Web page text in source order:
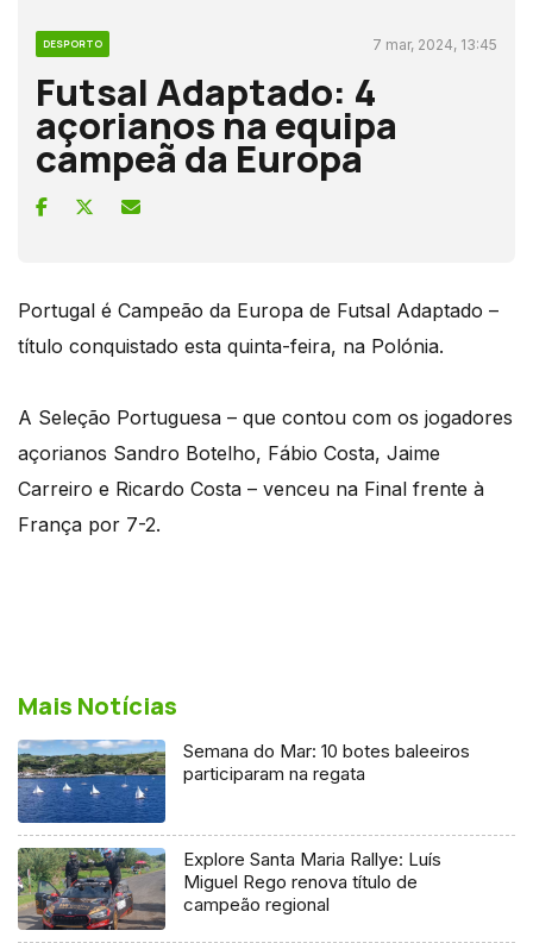
DESPORTO 7 mar, 2024, 13:45
Futsal Adaptado: 4
açorianos na equipa
campeã da Europa
Portugal é Campeão da Europa de Futsal Adaptado –
título conquistado esta quinta-feira, na Polónia.
A Seleção Portuguesa – que contou com os jogadores
açorianos Sandro Botelho, Fábio Costa, Jaime
Carreiro e Ricardo Costa – venceu na Final frente à
França por 7-2.
Mais Notícias
Semana do Mar: 10 botes baleeiros
participaram na regata
Explore Santa Maria Rallye: Luís
Miguel Rego renova título de
campeão regional